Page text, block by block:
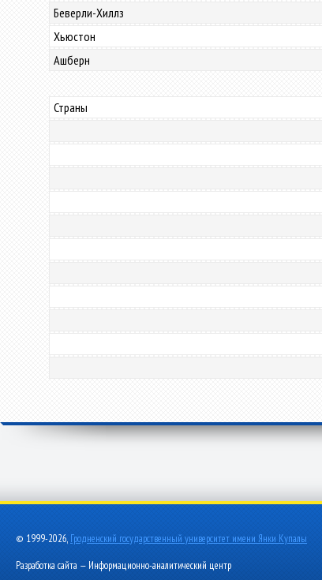
Беверли-Хиллз
Хьюстон
Ашберн
Страны
© 1999-2026, Гродненский государственный университет имени Янки Купалы
Разработка сайта — Информационно-аналитический центр